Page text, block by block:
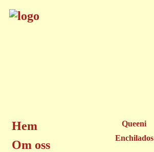
Hem
Om oss
Queeni
Enchilados